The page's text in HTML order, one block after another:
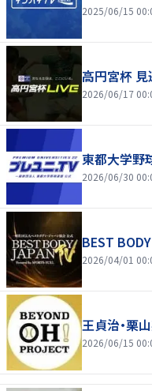
2025/06/15
高円宮杯 見
2026/06/17
東都大学野
2026/06/30
BEST
2026/04/01
王貞治・栗
2026/06/15